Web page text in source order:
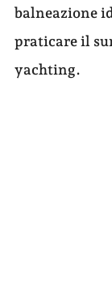
balneazione
praticare il
yachting.